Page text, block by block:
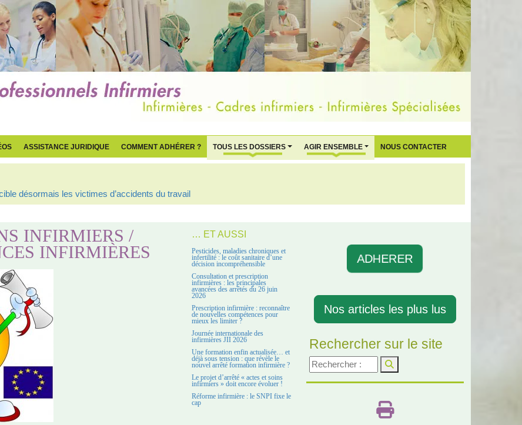
ASSISTANCE JURIDIQUE COMMENT ADHÉRER ? TOUS LES DOSSIERS AGIR ENSEMBLE NOUS CONTACTER
désormais les victimes d’accidents du travail
INFIRMIERS /
INFIRMIÈRES
… ET AUSSI
Pesticides, maladies chroniques et
infertilité : le coût sanitaire d’une
décision incompréhensible
Consultation et prescription
infirmières : les principales
avancées des arrêtés du 26 juin
2026
Prescription infirmière : reconnaître
de nouvelles compétences pour
mieux les limiter ?
Journée internationale des
infirmières JII 2026
Une formation enfin actualisée… et
déjà sous tension : que révèle le
nouvel arrêté formation infirmière ?
Le projet d’arrêté « actes et soins
infirmiers » doit encore évoluer !
Réforme infirmière : le SNPI fixe le
cap
ADHERER
Nos articles les plus lus
Rechercher sur le site